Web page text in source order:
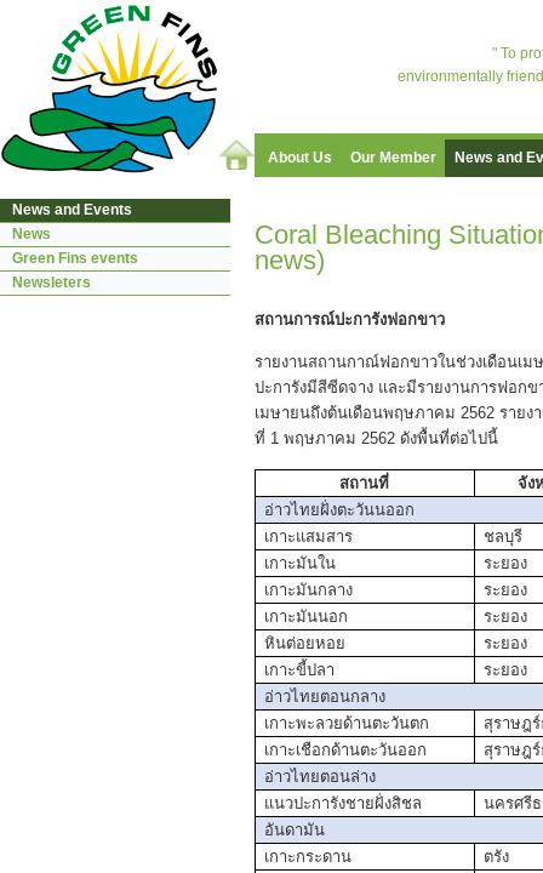
" To
environmentally
About Us Our Member News and
Coral Bleaching
news)
สถานการณ์ปะการังฟอกขาว
รายงานสถานกาณ์ฟอกขาวในช่วงเดือนเม
ปะการังมีสีซีดจาง และมีรายงานการฟอกข
เมษายนถึงต้นเดือนพฤษภาคม 2562 ราย
ที่ 1 พฤษภาคม 2562 ดังพื้นที่ต่อไปนี้
สถานที่
จัง
อ่าวไทยฝั่งตะวันนออก
เกาะแสมสาร
ชลบุรี
เกาะมันใน
ระยอง
เกาะมันกลาง
ระยอง
เกาะมันนอก
ระยอง
หินต่อยหอย
ระยอง
เกาะขี้ปลา
ระยอง
อ่าวไทยตอนกลาง
เกาะพะลวยด้านตะวันตก
สุราษฎ
เกาะเชือกด้านตะวันออก
สุราษฎ
อ่าวไทยตอนล่าง
แนวปะการังชายฝั่งสิชล
นครศรี
อันดามัน
เกาะกระดาน
ตรัง
News and Events
News
Green Fins events
Newsleters